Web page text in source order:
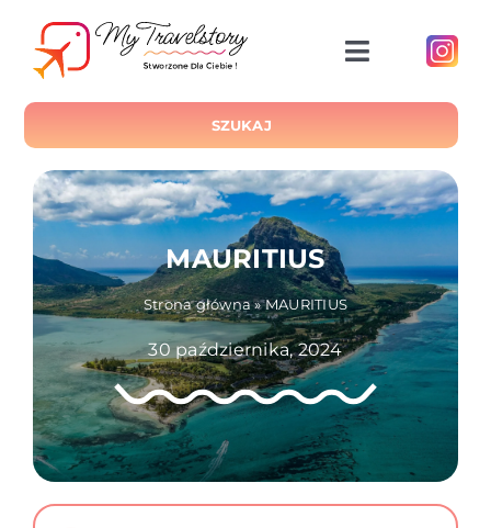
zawartości
Toggle
START
O NAS
BLOG
LOKALIZACJE
HOTELE
SZUKAJ
MAURITIUS
Strona główna»MAURITIUS
30 października, 2024